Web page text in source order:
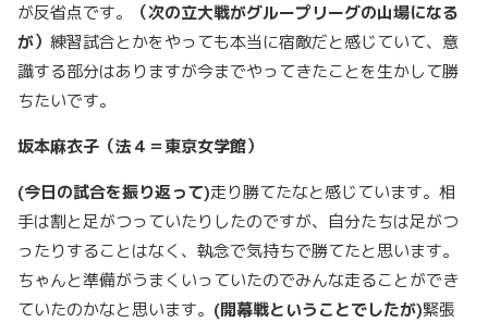
が反省点です。
（次の立大戦がグループリーグの山場になる
が） 練習試合とかをやっても本当に宿敵だと感じていて、意
識する部分はありますが今までやってきたことを生かして勝
ちたいです。
坂本麻衣子（法４＝東京女学館）
(今日の試合を振り返って)走り勝てたなと感じています。相
手は割と足がつっていたりしたのですが、自分たちは足がつ
ったりすることはなく、執念で気持ちで勝てたと思います。
ちゃんと準備がうまくいっていたのでみんな走ることができ
ていたのかなと思います。 (開幕戦ということでしたが)緊張